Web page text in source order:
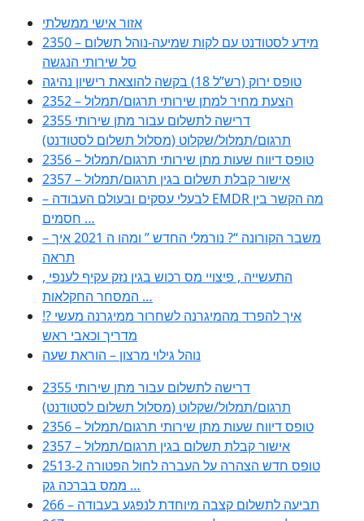
אזור אישי ממשלתי
2350 – מידע לסטודנט עם לקות שמיעה-נוהל תשלום
סל שירותי הנגשה
טופס ירוק (רש”ל 18) בקשה להוצאת רישיון נהיגה
2352 – הצעת מחיר למתן שירותי תרגום/תמלול
2355 דרישה לתשלום עבור מתן שירותי
תרגום/תמלול/שקלוט (מסלול תשלום לסטודנט)
2356 – טופס דיווח שעות מתן שירותי תרגום/תמלול
2357 – אישור קבלת תשלום בגין תרגום/תמלול
– לבעלי עסקים ובעולם העבודה EMDR מה הקשר בין
חסמים …
– משבר הקורונה “? נורמלי החדש ” ומהו ה 2021 איך
תראה
, התעשייה , פיצויי מס רכוש בגין נזק עקיף לענפי
המסחר החקלאות …
!? איך להפרד מהמיגרנה לשחרור ממיגרנה מעשי
מדריך וכאבי ראש
נוהל גילוי מרצון – הוראת שעה
2355 דרישה לתשלום עבור מתן שירותי
תרגום/תמלול/שקלוט (מסלול תשלום לסטודנט)
2356 – טופס דיווח שעות מתן שירותי תרגום/תמלול
2357 – אישור קבלת תשלום בגין תרגום/תמלול
2513-2 טופס חדש הצהרה על העברה לחול הפטורה
ממס בברכה גק …
266 – תביעה לתשלום קצבה מיוחדת לנפגע בעבודה